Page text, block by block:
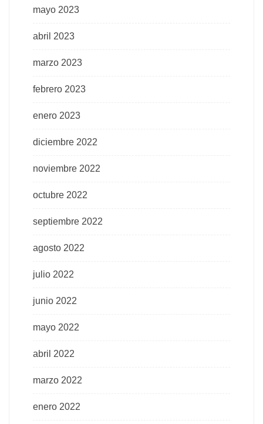
mayo 2023
abril 2023
marzo 2023
febrero 2023
enero 2023
diciembre 2022
noviembre 2022
octubre 2022
septiembre 2022
agosto 2022
julio 2022
junio 2022
mayo 2022
abril 2022
marzo 2022
enero 2022